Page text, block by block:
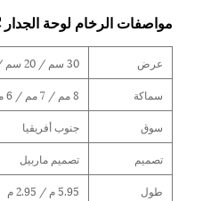
مواصفات الرخام لوحة الجدار PVC
عرض
30 سم / 20 سم / 25 سم
سماكة
8 مم / 7 مم / 6 مم
سوق
جنوب أفريقيا
تصميم
تصميم ماربيل
طول
5.95 م / 2.95 م